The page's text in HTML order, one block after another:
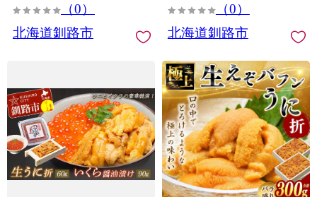
（0）
北海道釧路市
（0）
北海道釧路市